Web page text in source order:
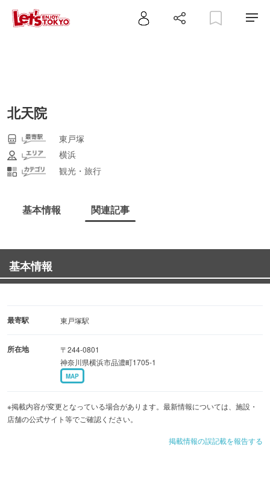
北天院
東戸塚
横浜
観光・旅行
基本情報 関連記事
基本情報
最寄駅 東戸塚駅
所在地
〒244-0801
神奈川県横浜市品濃町1705-1
MAP
※掲載内容が変更となっている場合があります。最新情報については、施設・
店舗の公式サイト等でご確認ください。
掲載情報の誤記載を報告する